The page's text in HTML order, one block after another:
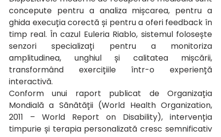
concepute pentru a analiza mișcarea, pentru a
ghida execuția corectă și pentru a oferi feedback în
timp real. În cazul Euleria Riablo, sistemul folosește
senzori specializați pentru a monitoriza
amplitudinea, unghiul și calitatea mișcării,
transformând exercițiile într-o experiență
interactivă.
Conform unui raport publicat de Organizația
Mondială a Sănătății (World Health Organization,
2011 – World Report on Disability), intervenția
timpurie și terapia personalizată cresc semnificativ